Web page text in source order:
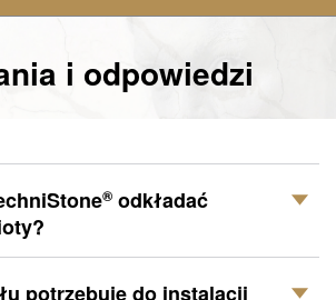
i odpowiedzi
® odkładać
potrzebuję do instalacji